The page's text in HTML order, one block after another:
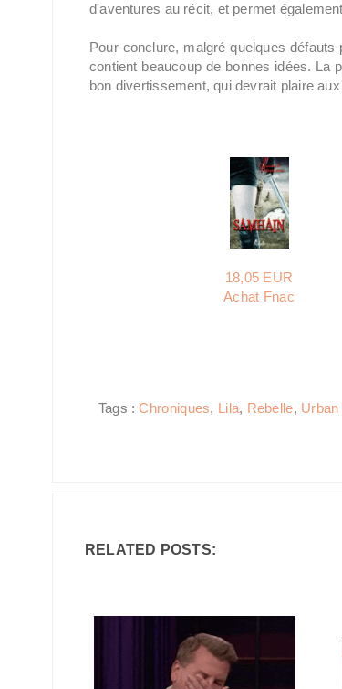
d'aventures au récit, et permet
Pour conclure, malgré quelques
contient beaucoup de bonnes idées. La
bon divertissement, qui devrait plaire
18,05 EUR
Achat Fnac
Tags :Chroniques, Lila, Rebelle,
RELATED POSTS: